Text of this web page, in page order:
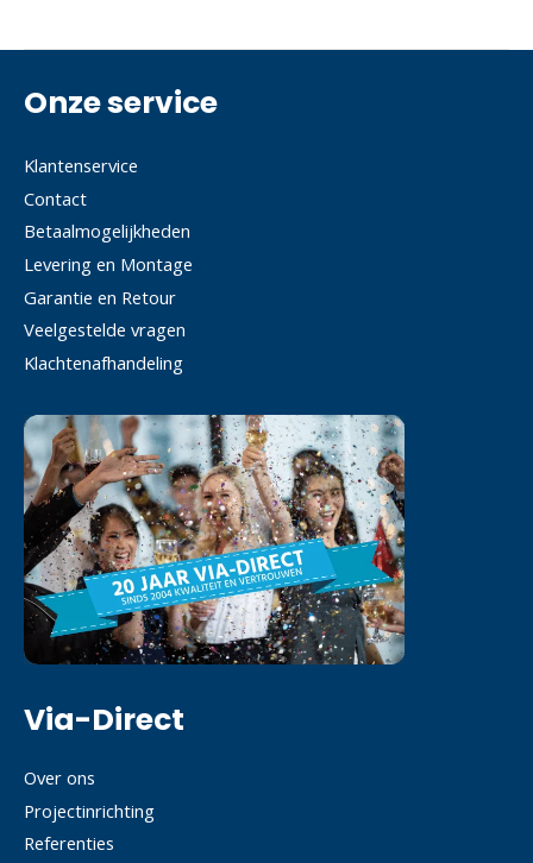
Onze service
Klantenservice
Contact
Betaalmogelijkheden
Levering en Montage
Garantie en Retour
Veelgestelde vragen
Klachtenafhandeling
Via-Direct
Over ons
Projectinrichting
Referenties